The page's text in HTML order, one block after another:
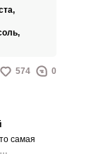
574 0
самая